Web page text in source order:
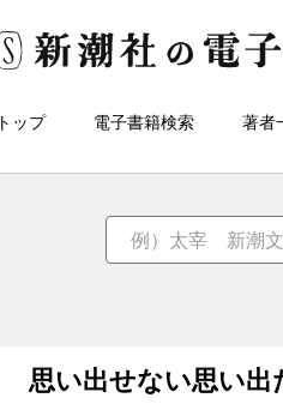
トップ 電子書籍検索 著者
思い出せない思い